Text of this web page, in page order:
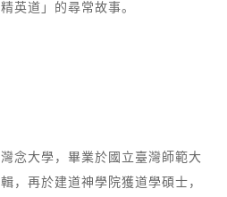
英道」的尋常故事。
念大學，畢業於國立臺灣師範大
，再於建道神學院獲道學碩士，